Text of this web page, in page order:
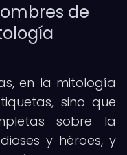
de
en la mitología
sino que
sobre la
y héroes, y